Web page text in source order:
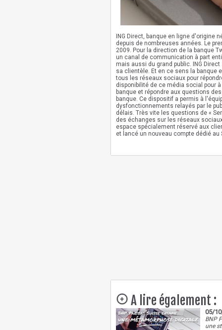
ING Direct, banque en ligne d'origine
depuis de nombreuses années. Le
2009. Pour la direction de la banque
un canal de communication à part
mais aussi du grand public. ING
sa clientèle. Et en ce sens la banque
tous les réseaux sociaux pour
disponibilité de ce média social pour
banque et répondre aux questions
banque. Ce dispositif a permis à
dysfonctionnements relayés par le
délais. Très vite les questions de «
des échanges sur les réseaux
espace spécialement réservé aux
et lancé un nouveau compte dédié au
A lire également :
05/
BNP
une